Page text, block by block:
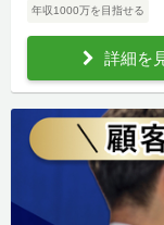
年収1000万を目指せる
詳細を